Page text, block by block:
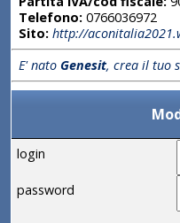
Telefono:0766036972
Sito: http://
E' nato Genesit, crea il tuo
login
password